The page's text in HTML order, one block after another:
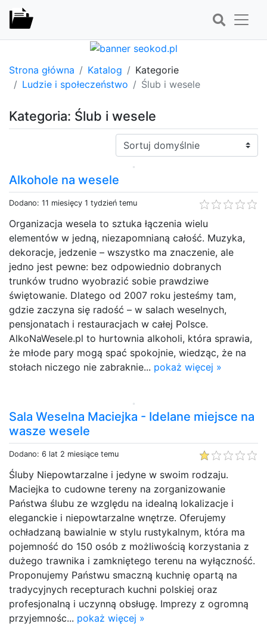
Strona główna Katalog
Kategorie
Ludzie i społeczeństwo
Ślub i wesele
Kategoria: Ślub i wesele
Sortuj:
Alkohole na wesele
Dodano: 11 miesięcy 1 tydzień temu
Organizacja wesela to sztuka łączenia wielu
elementów w jedną, niezapomnianą całość. Muzyka,
dekoracje, jedzenie – wszystko ma znaczenie, ale
jedno jest pewne: bez odpowiednio dobranych
trunków trudno wyobrazić sobie prawdziwe
świętowanie. Dlatego od 2007 roku jesteśmy tam,
gdzie zaczyna się radość – w salach weselnych,
pensjonatach i restauracjach w całej Polsce.
AlkoNaWesele.pl to hurtownia alkoholi, która sprawia,
że młode pary mogą spać spokojnie, wiedząc, że na
stołach niczego nie zabraknie... pokaż więcej »
Sala Weselna Maciejka - Idelane miejsce na
wasze wesele
Dodano: 6 lat 2 miesiące temu
Śluby Niepowtarzalne i jedyne w swoim rodzaju.
Maciejka to cudowne tereny na zorganizowanie
Państwa ślubu ze względu na idealną lokalizacje i
eleganckie i niepowtarzalne wnętrze. Oferujemy
ochładzaną bawialnie w stylu rustykalnym, która ma
pojemność do 150 osób z możliwością korzystania z
dużego trawnika i zamkniętego terenu na wyłączność.
Proponujemy Państwu smaczną kuchnię opartą na
tradycyjnych recepturach kuchni polskiej oraz
profesjonalną i uczynną obsługę. Imprezy z ogromną
przyjemnośc... pokaż więcej »